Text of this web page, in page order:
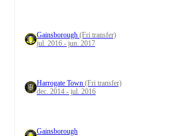
Gainsborough (Fri transfer)
jul. 2016 - jun. 2017
Harrogate Town (Fri transfer)
dec. 2014 - jul. 2016
Gainsborough